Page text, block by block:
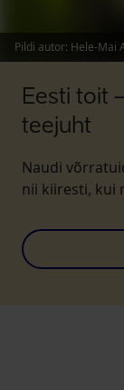
Pildi autor: Hele-Mai
Eesti toit
teejuht
Naudi
nii kiiresti, kui